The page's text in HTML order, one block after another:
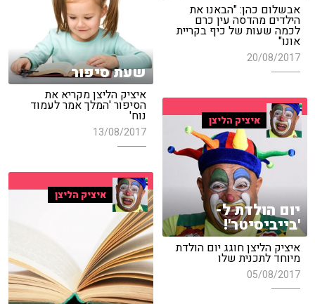
אבשלום כהן: "הבאנו את
הילדים מהדסה עין כרם
לכמה שעות של כיף בקריית
אונו"
20/08/2017
שעת סיפור
איציק הליצן מקריא את
הסיפור 'המלך אמר לעמוד
נוח'
13/08/2017
איציק הליצן
יום הולדת ל-
'בייביסיטר'!
איציק הליצן חוגג יום הולדת
מיוחד לתכנית שלו
05/08/2017
איציק הליצן